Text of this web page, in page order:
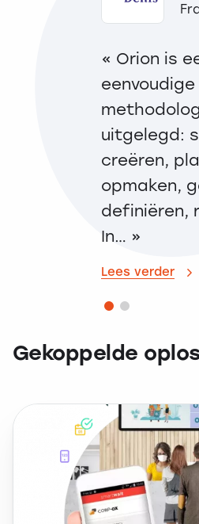
« Orion is
uitgelegd:
creëren,
opmaken,
definiëren,
In… »
Lees verder
Gekoppelde